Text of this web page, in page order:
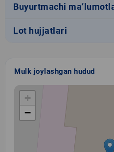
Buyurtmachi
Lot hujjatlari
Mulk joylashgan hudud
+
−